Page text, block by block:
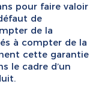
pour faire valoir
de
de la
à compter de la
cette garantie
le cadre d’un